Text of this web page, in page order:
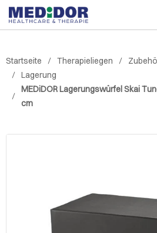
Startseite Therapieliegen
Lagerung
MEDiDOR Lagerungswürfel Skai
cm